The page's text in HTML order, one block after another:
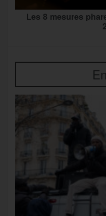
Les 8 mesures